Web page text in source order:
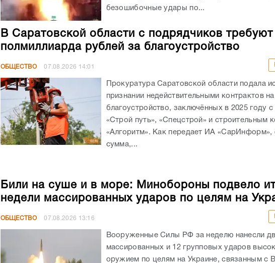
безошибочные удары по...
В Саратовской области с подрядчиков требуют
полмиллиарда рублей за благоустройство
ОБЩЕСТВО 07.08.2026 14:01
Прокуратура Саратовской области подала
признании недействительными контрактов на
благоустройство, заключённых в 2025 году
«Строй путь», «Спецстрой» и строительным
«Алгоритм». Как передает ИА «СарИнформ»,
сумма,...
Били на суше и в море: Минобороны подвело
недели массированных ударов по целям на
ОБЩЕСТВО 07.08.2026 13:16
Вооруженные Силы РФ за неделю нанесли
массированных и 12 групповых ударов
оружием по целям на Украине, связанным с